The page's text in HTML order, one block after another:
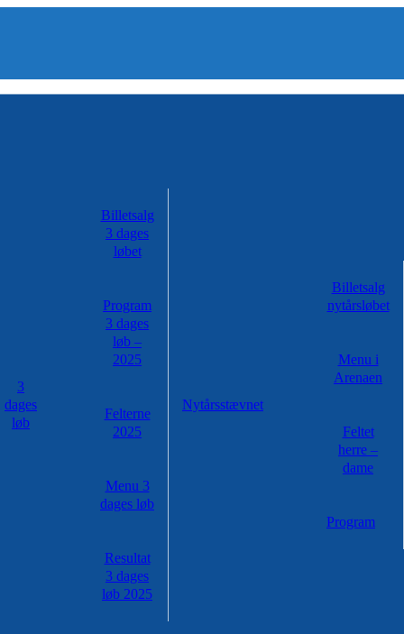
3
dages
løb
Billetsalg
3 dages
løbet
Program
3 dages
løb –
2025
Felterne
2025
Menu 3
dages løb
Resultat
3 dages
løb 2025
Nytårsstævnet
Billetsalg
nytårsløbet
Menu i
Arenaen
Feltet
herre –
dame
Program